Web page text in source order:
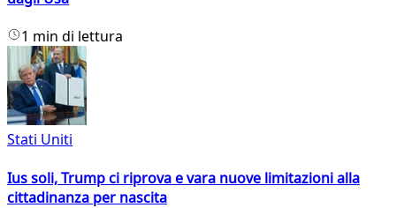
1 min di lettura
Stati Uniti
Ius soli, Trump ci riprova e vara nuove limitazioni alla
cittadinanza per nascita